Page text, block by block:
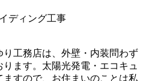
ディング工事
工務店は、外壁・内装問わず
ます。太陽光発電・エコキュ
すので、お住まいのことは私